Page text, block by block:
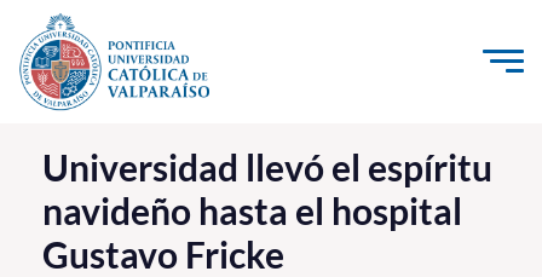
Click acá para ir directamente al contenido
La Universidad
Investigación, Creación e Innovación
PUCV Internacional
Universidad llevó el espíritu
navideño hasta el hospital
Gustavo Fricke